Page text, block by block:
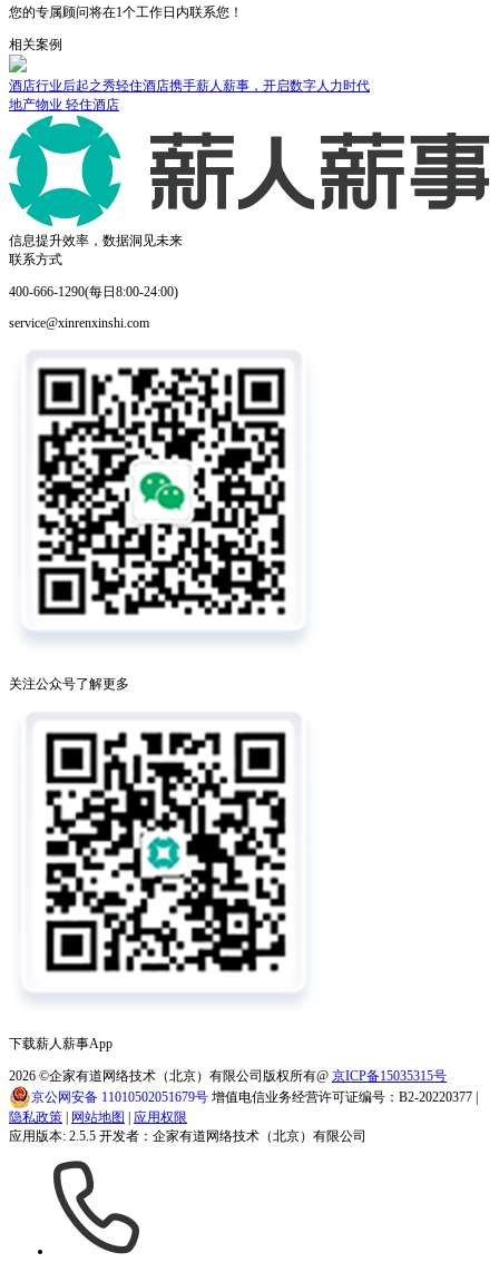
您的专属顾问将在1个工作日内联系您！
相关案例
后起之秀轻住酒店携手薪人薪事，开启数字人力时代
轻住酒店
信息提升效率，数据洞见未来
联系方式
400-666-1290(每日8:00-24:00)
service@xinrenxinshi.com
关注公众号了解更多
下载薪人薪事App
2026 ©企家有道网络技术（北京）有限公司版权所有@ 京ICP备15035315号
京公网安备 11010502051679号 增值电信业务经营许可证编号：B2-20220377 |
隐私政策
网站地图
应用权限
应用版本: 2.5.5 开发者：企家有道网络技术（北京）有限公司